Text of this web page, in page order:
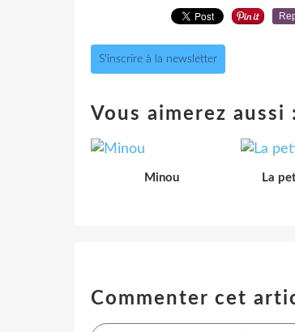
S'inscrire à la newsletter
Vous aimerez aussi :
Minou
La
Commenter cet